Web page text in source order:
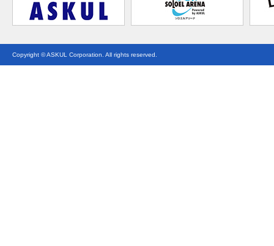
Copyright © ASKUL Corporation. All rights reserved.